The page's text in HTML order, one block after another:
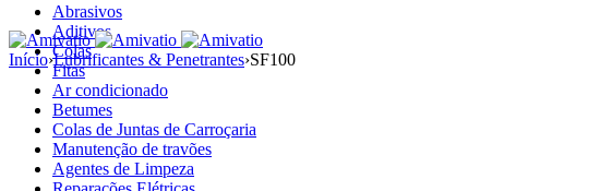
Abrasivos
Aditivos
Colas
Fitas
Ar condicionado
Betumes
Colas de Juntas de Carroçaria
Manutenção de travões
Agentes de Limpeza
Início›Lubrificantes & Penetrantes›SF100